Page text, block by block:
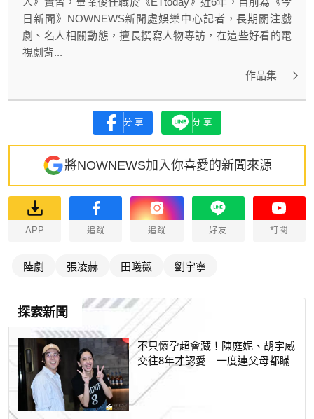
日新聞》NOWNEWS新聞處娛樂中心記者，長期關注戲
劇、名人相關動態，擅長撰寫人物專訪，在這些好看的電
視劇背...
作品集
分享 分享
將NOWNEWS加入你喜愛的新聞來源
APP 追蹤 追蹤 好友 訂閱
陸劇 張凌赫 田曦薇 劉宇寧
探索新聞
不只懷孕超會藏！陳庭妮、胡宇威
交往8年才認愛 一度連父母都瞞